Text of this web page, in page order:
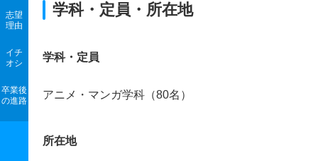
志望
理由
イチ
オシ
卒業後
の進路
学科・定員・所在地
学科・定員
アニメ・マンガ学科（80名）
所在地